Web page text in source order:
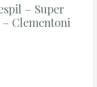
– Super
Clementoni